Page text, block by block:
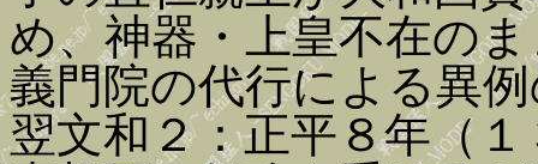
め、神器・上皇不在の
義門院の代行による異
翌文和２：正平８年（